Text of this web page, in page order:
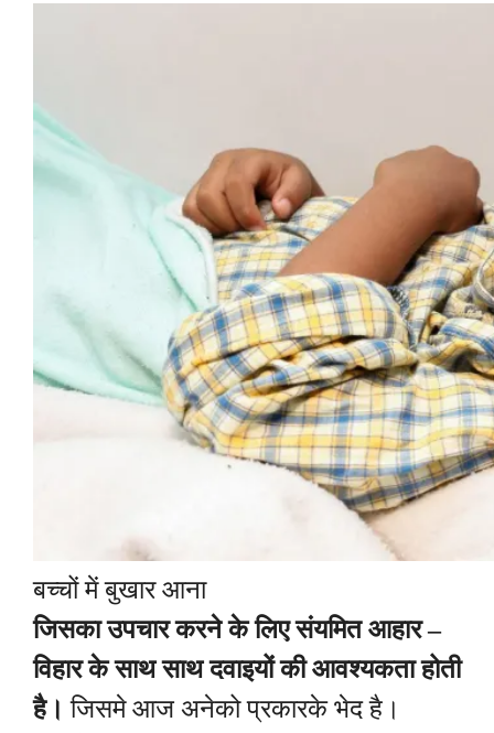
बच्चों में बुखार आना
जिसका उपचार करने के लिए संयमित आहार –
विहार के साथ साथ दवाइयों की आवश्यकता होती
है। जिसमे आज अनेको प्रकारके भेद है।